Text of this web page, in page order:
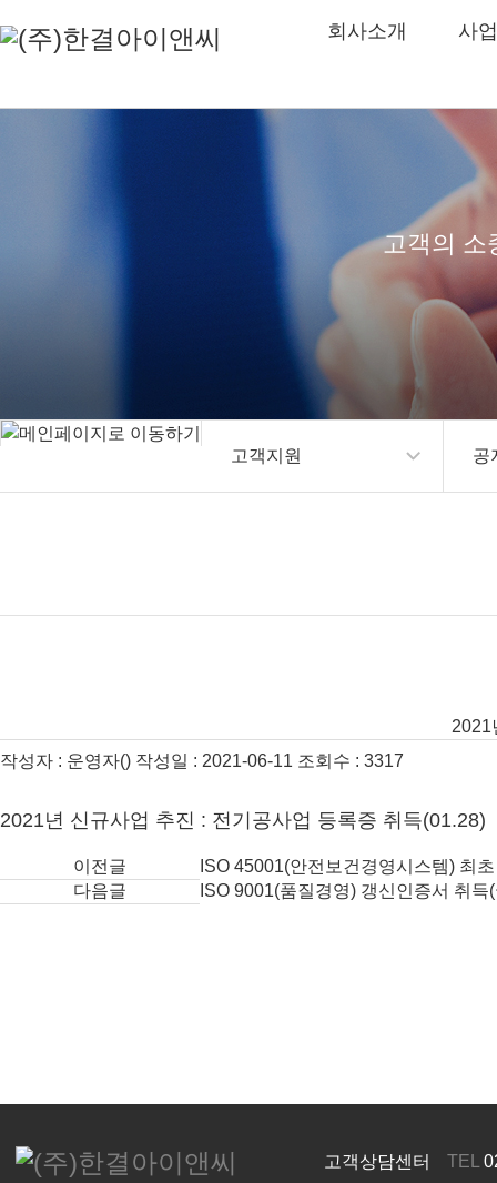
회사소개 사
고객의 소
고객지원 공
2021
작성자 : 운영자() 작성일 : 2021-06-11 조회수 : 3317
2021년 신규사업 추진 : 전기공사업 등록증 취득(01.28)
이전글
ISO 45001(안전보건경영시스템) 최
다음글
ISO 9001(품질경영) 갱신인증서 취
고객상담센터 TEL